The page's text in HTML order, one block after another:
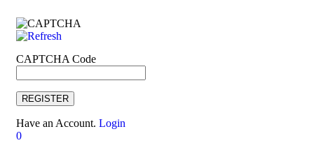
CAPTCHA Code
REGISTER
Have an Account. Login
0